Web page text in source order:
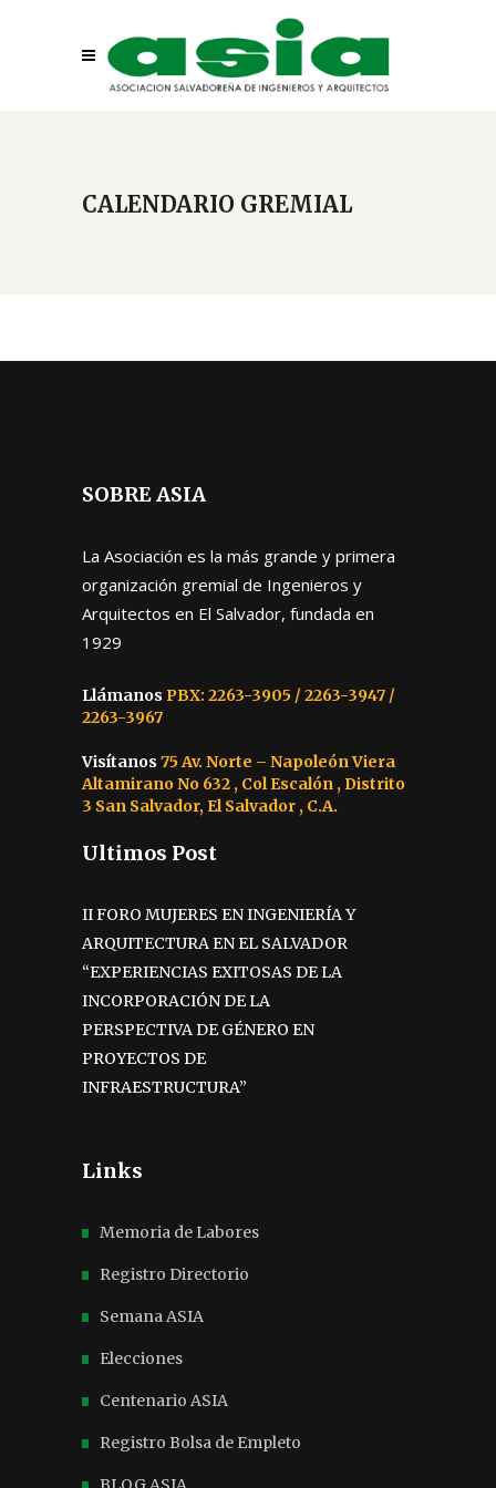
CALENDARIO GREMIAL
SOBRE ASIA
La Asociación es la más grande y primera
organización gremial de Ingenieros y
Arquitectos en El Salvador, fundada en
1929
Llámanos PBX: 2263-3905 / 2263-3947 /
2263-3967
Visítanos 75 Av. Norte – Napoleón Viera
Altamirano No 632 , Col Escalón , Distrito
3 San Salvador, El Salvador , C.A.
Ultimos Post
II FORO MUJERES EN INGENIERÍA Y
ARQUITECTURA EN EL SALVADOR
“EXPERIENCIAS EXITOSAS DE LA
INCORPORACIÓN DE LA
PERSPECTIVA DE GÉNERO EN
PROYECTOS DE
INFRAESTRUCTURA”
Links
Memoria de Labores
Registro Directorio
Semana ASIA
Elecciones
Centenario ASIA
Registro Bolsa de Empleto